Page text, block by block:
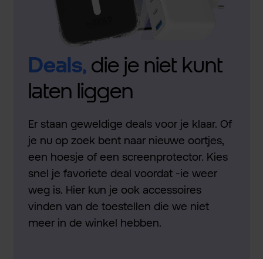
Deals,die je niet kunt
laten liggen
Er staan geweldige deals voor je klaar. Of
je nu op zoek bent naar nieuwe oortjes,
een hoesje of een screenprotector. Kies
snel je favoriete deal voordat -ie weer
weg is. Hier kun je ook accessoires
vinden van de toestellen die we niet
meer in de winkel hebben.